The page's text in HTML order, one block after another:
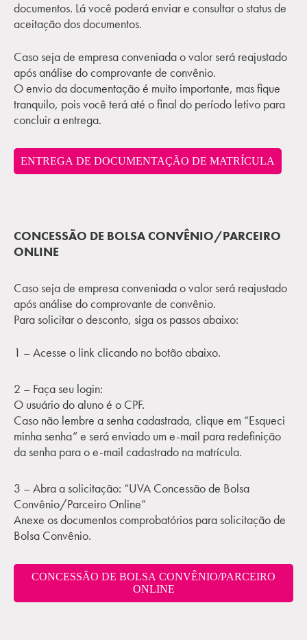
documentos. Lá você poderá enviar e consultar o status de
aceitação dos documentos.
Caso seja de empresa conveniada o valor será reajustado
após análise do comprovante de convênio.
O envio da documentação é muito importante, mas fique
tranquilo, pois você terá até o final do período letivo para
concluir a entrega.
ENTREGA DE DOCUMENTAÇÃO DE MATRÍCULA
CONCESSÃO DE BOLSA CONVÊNIO/PARCEIRO
ONLINE
Caso seja de empresa conveniada o valor será reajustado
após análise do comprovante de convênio.
Para solicitar o desconto, siga os passos abaixo:
1 – Acesse o link clicando no botão abaixo.
2 – Faça seu login:
O usuário do aluno é o CPF.
Caso não lembre a senha cadastrada, clique em “Esqueci
minha senha” e será enviado um e-mail para redefinição
da senha para o e-mail cadastrado na matrícula.
3 – Abra a solicitação: “UVA Concessão de Bolsa
Convênio/Parceiro Online”
Anexe os documentos comprobatórios para solicitação de
Bolsa Convênio.
CONCESSÃO DE BOLSA CONVÊNIO/PARCEIRO
ONLINE